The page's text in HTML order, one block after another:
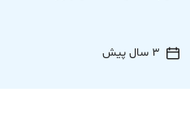
3 سال پیش